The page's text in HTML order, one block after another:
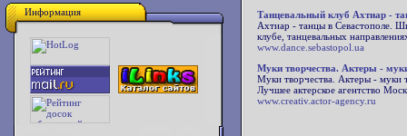
Информация
Танцевальный клуб Ахтиар -
Ахтиар - танцы в Севастополе.
клубе, танцевальных
www.dance.sebastopol.ua
Муки творчества. Актеры -
Муки творчества. Актеры - муки
Лучшее актерское агентство
www.creativ.actor-agency.ru